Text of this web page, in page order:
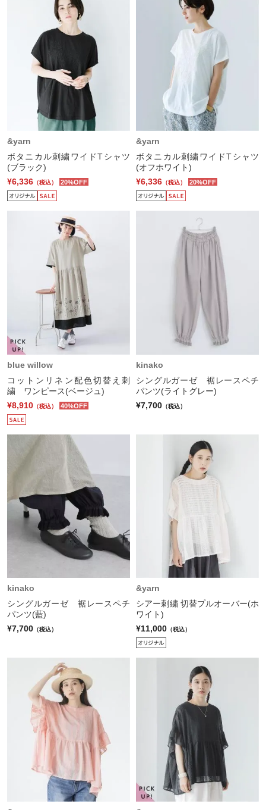
&yarn
ボタニカル刺繍ワイドTシャツ
(ブラック)
¥6,336 （税込） 20%OFF
&yarn
ボタニカル刺繍ワイドTシャツ
(オフホワイト)
¥6,336 （税込） 20%OFF
blue willow
コットンリネン配色切替え刺
繍 ワンピース(ベージュ)
¥8,910 （税込） 40%OFF
kinako
シングルガーゼ 裾レースペチ
パンツ(ライトグレー)
¥7,700 （税込）
kinako
シングルガーゼ 裾レースペチ
パンツ(藍)
¥7,700 （税込）
&yarn
シアー刺繍 切替プルオーバー(ホ
ワイト)
¥11,000 （税込）